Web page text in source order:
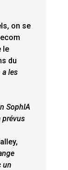
on se
le
du
a les
SophIA
prévus
un